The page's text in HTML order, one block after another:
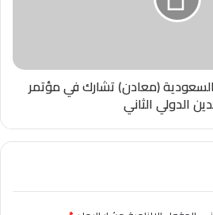
السعودية (معادن) تشارك في مؤتمر
الدولي الثاني